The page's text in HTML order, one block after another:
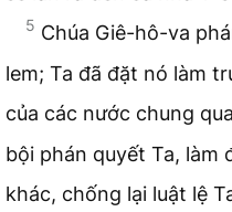
5 Chúa Giê-hô-va
lem; Ta đã đặt nó làm
của các nước chung
bội phán quyết Ta, làm
khác, chống lại luật lệ